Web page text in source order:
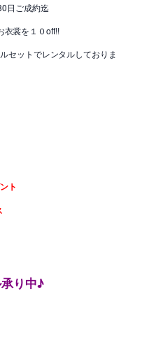
日ご成約迄
衣裳を１０off!!
セットでレンタルしておりま
ト
り中♪